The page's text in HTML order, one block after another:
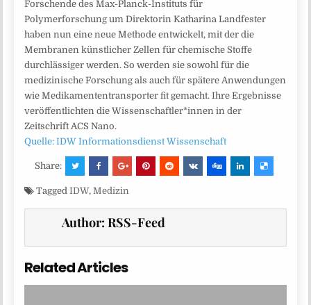
Forschende des Max-Planck-Instituts für
Polymerforschung um Direktorin Katharina Landfester
haben nun eine neue Methode entwickelt, mit der die
Membranen künstlicher Zellen für chemische Stoffe
durchlässiger werden. So werden sie sowohl für die
medizinische Forschung als auch für spätere Anwendungen
wie Medikamententransporter fit gemacht. Ihre Ergebnisse
veröffentlichten die Wissenschaftler*innen in der
Zeitschrift ACS Nano.
Quelle: IDW Informationsdienst Wissenschaft
Share:
TaggedIDW,Medizin
Author:RSS-Feed
Related Articles